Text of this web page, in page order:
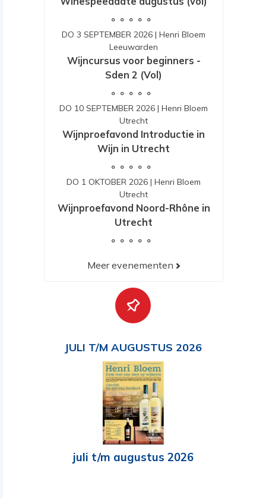
DO 3 SEPTEMBER 2026 | Henri Bloem
Leeuwarden
Wijncursus voor beginners -
Sden 2 (Vol)
DO 10 SEPTEMBER 2026 | Henri Bloem
Utrecht
Wijnproefavond Introductie in
Wijn in Utrecht
DO 1 OKTOBER 2026 | Henri Bloem
Utrecht
Wijnproefavond Noord-Rhône in
Utrecht
Meer evenementen
JULI T/M AUGUSTUS 2026
juli t/m augustus 2026